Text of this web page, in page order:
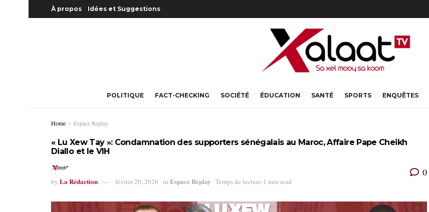
À propos Idées et Suggestions
POLITIQUE FACT-CHECKING SOCIÉTÉ ÉDUCATION SANTÉ SPORTS ENQUÊTES
Home Espace Replay
« Lu Xew Tay »: Condamnation des supporters sénégalais au Maroc, Affaire Pape Cheikh
Diallo et le VIH
by La Rédaction février 20, 2026 in Espace Replay Temps de lecture:1 min read
0